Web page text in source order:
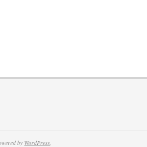
by WordPress